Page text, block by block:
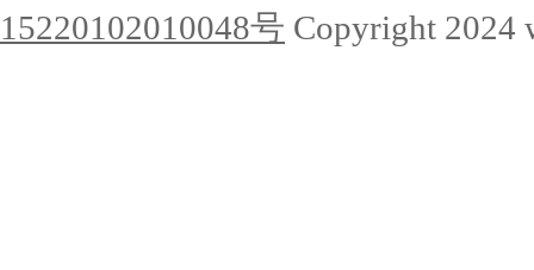
15220102010048号 Copyright 2024